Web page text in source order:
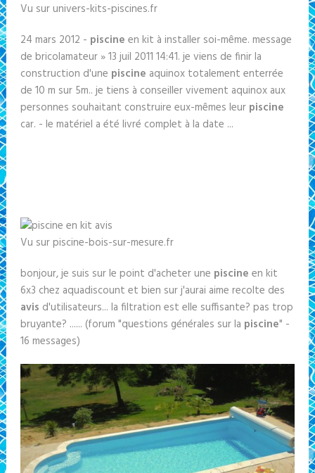
Vu sur univers-kits-piscines.fr
24 mars 2012 - piscine en kit à installer soi-même. message
de bricolamateur » 13 juil 2011 14:41. je viens de finir la
construction d'une piscine aquinox totalement enterrée
de 10 m sur 5m.. je tiens à conseiller vivement aquinox aux
personnes souhaitant construire eux-mêmes leur piscine
car. - le matériel a été livré complet à la date ...
Vu sur piscine-bois-sur-mesure.fr
bonjour, je suis sur le point d'acheter une piscine en kit
6x3 chez aquadiscount et bien sur j'aurai aime recolte des
avis d'utilisateurs... la filtration est elle suffisante? pas trop
bruyante? ...... (forum "questions générales sur la piscine" -
16 messages)